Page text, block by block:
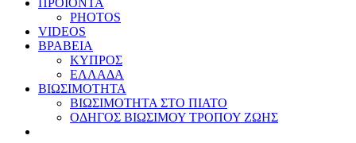
ΠΡΟΪΟΝΤΑ
PHOTOS
VIDEOS
ΒΡΑΒΕΙΑ
ΚΥΠΡΟΣ
ΕΛΛΑΔΑ
ΒΙΩΣΙΜΟΤΗΤΑ
ΒΙΩΣΙΜΟΤΗΤΑ ΣΤΟ ΠΙΑΤΟ
ΟΔΗΓΟΣ ΒΙΩΣΙΜΟΥ ΤΡΟΠΟΥ ΖΩΗΣ